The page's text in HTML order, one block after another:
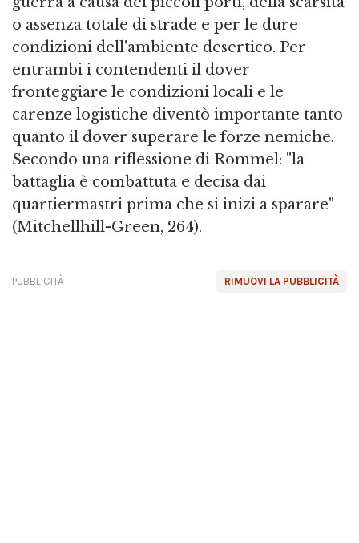
o assenza totale di strade e per le dure
condizioni dell'ambiente desertico. Per
entrambi i contendenti il dover
fronteggiare le condizioni locali e le
carenze logistiche diventò importante tanto
quanto il dover superare le forze nemiche.
Secondo una riflessione di Rommel: "la
battaglia è combattuta e decisa dai
quartiermastri prima che si inizi a sparare"
(Mitchellhill-Green, 264).
RIMUOVI LA PUBBLICITÀ
PUBBLICITÀ